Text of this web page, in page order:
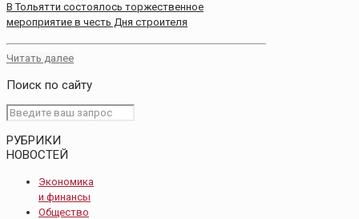
В Тольятти состоялось торжественное
мероприятие в честь Дня строителя
Читать далее
Поиск по сайту
РУБРИКИ
НОВОСТЕЙ
Экономика
и финансы
Общество